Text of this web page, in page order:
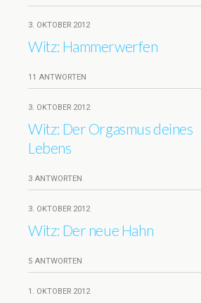
3. OKTOBER 2012
Witz: Hammerwerfen
11 ANTWORTEN
3. OKTOBER 2012
Witz: Der Orgasmus deines
Lebens
3 ANTWORTEN
3. OKTOBER 2012
Witz: Der neue Hahn
5 ANTWORTEN
1. OKTOBER 2012